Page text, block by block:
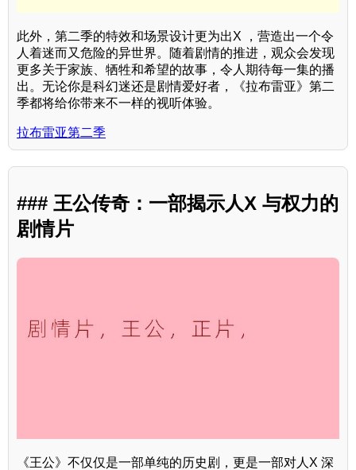
此外，第二季的特效和场景设计更为出X ，营造出一个令
人着迷而又危险的异世界。随着剧情的推进，观众会发现
更多关于家族、牺牲和希望的故事，令人期待每一集的播
出。无论你是科幻迷还是剧情爱好者，《拉布雷亚》第二
季都将给你带来不一样的视听体验。
拉布雷亚第二季
### 王公传奇：一部揭示人X 与权力的
剧情片
《王公》不仅仅是一部单纯的历史剧，更是一部对人X 深